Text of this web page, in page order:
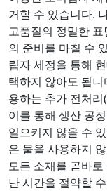
거할 수 있습니다.
고품질의 정밀한
의 준비를 마칠 수
립자 세정을 통해
택하지 않아도 됩
용하는 추가 전처
이를 통해 생산 공
일으키지 않을 수
은 물을 사용하지
모든 소재를 곧바
난 시간을 절약할